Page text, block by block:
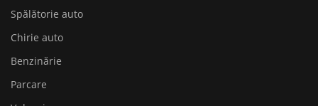
Spălătorie auto
Chirie auto
Benzinărie
Parcare